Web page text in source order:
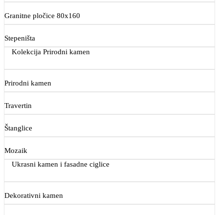
Granitne pločice 80x160
Stepeništa
Kolekcija Prirodni kamen
Prirodni kamen
Travertin
Štanglice
Mozaik
Ukrasni kamen i fasadne ciglice
Dekorativni kamen